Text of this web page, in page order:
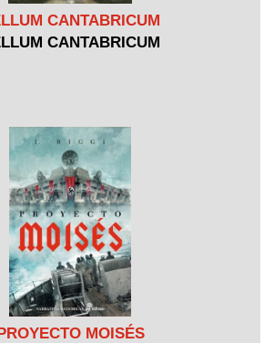
CANTABRICUM
CANTABRICUM
MOISÉS